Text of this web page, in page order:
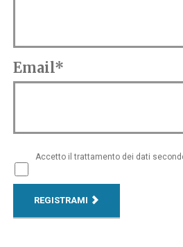
Email*
Accetto il trattamento dei dati
REGISTRAMI